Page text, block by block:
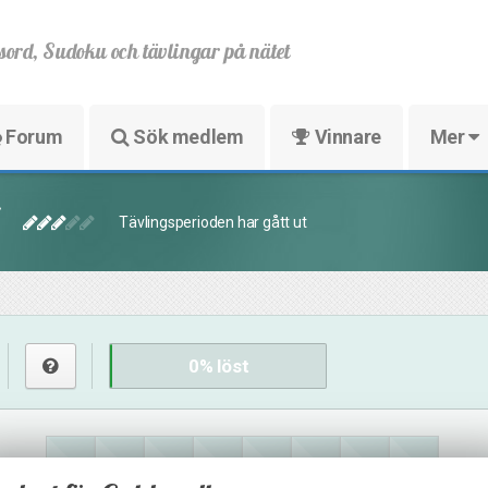
Sudoku och tävlingar på nätet
Forum Sök medlem Vinnare Mer
Tävlingsperioden har gått ut
0% löst